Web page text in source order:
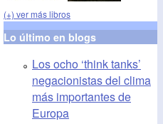
(+) ver más libros
Lo último en blogs
Los ocho ‘think tanks’
negacionistas del clima
más importantes de
Europa